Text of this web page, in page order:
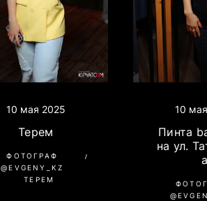
10 мая 2025
Терем
ФОТОГРАФ
@EVGENY_KZ
ТЕРЕМ
10
Пинта
на ул.
а